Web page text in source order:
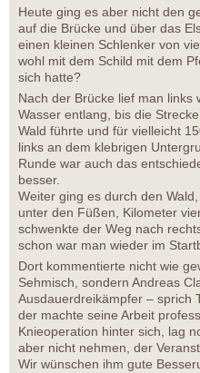
Heute ging es aber nicht den
auf die Brücke und über das
einen kleinen Schlenker von
wohl mit dem Schild mit dem
sich hatte?
Nach der Brücke lief man links
Wasser entlang, bis die
Wald führte und für vielleicht
links an dem klebrigen
Runde war auch das
besser.
Weiter ging es durch den
unter den Füßen, Kilometer
schwenkte der Weg nach
schon war man wieder im
Dort kommentierte nicht wie
Sehmisch, sondern Andreas
Ausdauerdreikämpfer – sprich
der machte seine Arbeit
Knieoperation hinter sich, lag
aber nicht nehmen, der
Wir wünschen ihm gute